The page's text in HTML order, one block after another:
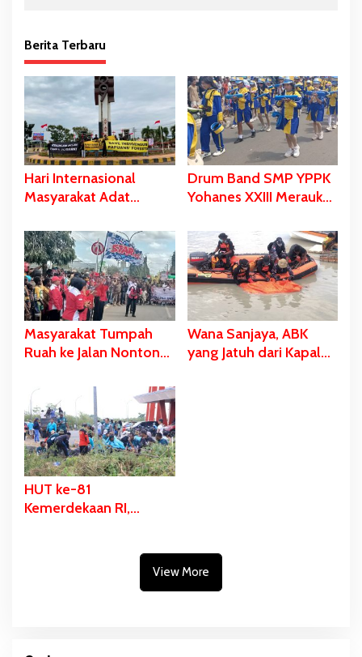
Berita Terbaru
Hari Internasional
Masyarakat Adat
Merah Hingga Spanduk
Dibentangkan di Libra-
Merauke
Drum Band SMP YPPK
Yohanes XXIII Merauke
Perhatian Berbagai
Kalangan
Masyarakat Tumpah
Ruah ke Jalan Nonton
Gebze: Jangan Lupakan
Identitas
Wana Sanjaya, ABK
yang Jatuh dari Kapal
HUT ke-81
Kemerdekaan RI,
Pengibaran BenderaView More